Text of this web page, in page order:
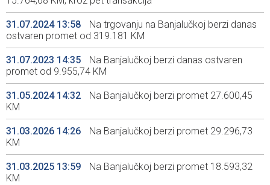
31.07.2024 13:58
Na trgovanju na Banjalučkoj berzi danas
ostvaren promet od 319.181 KM
31.07.2023 14:35
Na Banjalučkoj berzi danas ostvaren
promet od 9.955,74 KM
31.05.2024 14:32
Na Banjalučkoj berzi promet 27.600,45
KM
31.03.2026 14:26
Na Banjalučkoj berzi promet 29.296,73
KM
31.03.2025 13:59
Na Banjalučkoj berzi promet 18.593,32
KM